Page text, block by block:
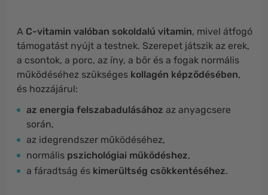
A C-vitamin valóban sokoldalú vitamin, mivel átfogó
támogatást nyújt a testnek. Szerepet játszik az erek,
a csontok, a porc, az íny, a bőr és a fogak normális
működéséhez szükséges kollagén képződésében,
és hozzájárul:
az energia felszabadulásához az anyagcsere
során,
az idegrendszer működéséhez,
normális pszichológiai működéshez,
a fáradtság és kimerültség csökkentéséhez.